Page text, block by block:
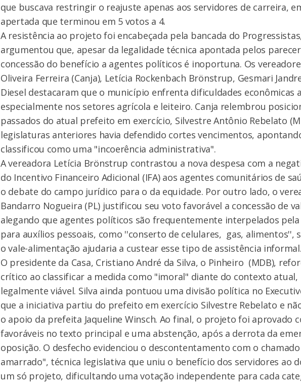
que buscava restringir o reajuste apenas aos servidores de carreira,
apertada que terminou em 5 votos a 4.
A resistência ao projeto foi encabeçada pela bancada do
argumentou que, apesar da legalidade técnica apontada pelos
concessão do benefício a agentes políticos é inoportuna. Os
Oliveira Ferreira (Canja), Letícia Rockenbach Brönstrup, Gesmari
Diesel destacaram que o município enfrenta dificuldades econômicas
especialmente nos setores agrícola e leiteiro. Canja relembrou
passados do atual prefeito em exercício, Silvestre Antônio Rebelato
legislaturas anteriores havia defendido cortes vencimentos,
classificou como uma "incoerência administrativa".
A vereadora Letícia Brönstrup contrastou a nova despesa com a
do Incentivo Financeiro Adicional (IFA) aos agentes comunitários de
o debate do campo jurídico para o da equidade. Por outro lado, o
Bandarro Nogueira (PL) justificou seu voto favorável a concessão de
alegando que agentes políticos são frequentemente interpelados
para auxílios pessoais, como ''conserto de celulares, gas, alimentos'',
o vale-alimentação ajudaria a custear esse tipo de assistência informal.
O presidente da Casa, Cristiano André da Silva, o Pinheiro (MDB),
crítico ao classificar a medida como "imoral" diante do contexto atual,
legalmente viável. Silva ainda pontuou uma divisão política no
que a iniciativa partiu do prefeito em exercício Silvestre Rebelato e
o apoio da prefeita Jaqueline Winsch. Ao final, o projeto foi aprovado
favoráveis no texto principal e uma abstenção, após a derrota da
oposição. O desfecho evidenciou o descontentamento com o
amarrado", técnica legislativa que uniu o benefício dos servidores ao
um só projeto, dificultando uma votação independente para cada